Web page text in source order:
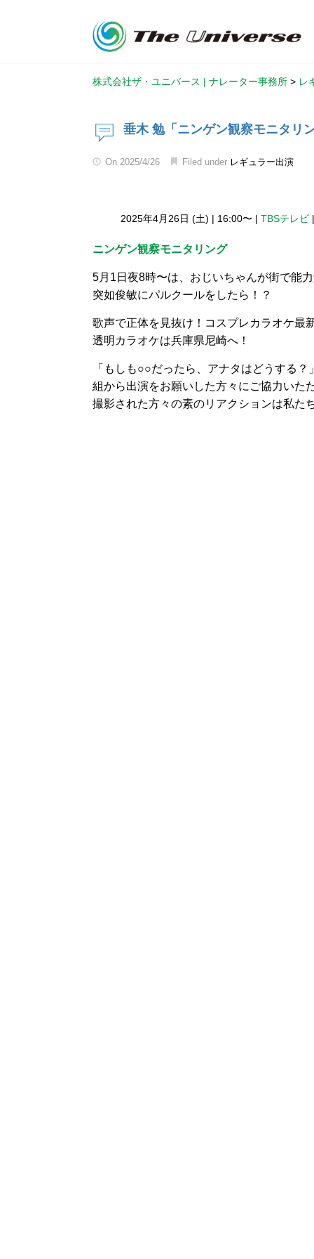
株式会社ザ・ユニバース | ナレーター事務所 > レ
垂木 勉「ニンゲン観察モニタリ
On 2025/4/26 Filed under レギュラー出演
2025年4月26日 (土) | 16:00〜 | TBSテレビ
ニンゲン観察モニタリング
5月1日夜8時〜は、おじいちゃんが街で能
突如俊敏にパルクールをしたら！？
歌声で正体を見抜け！コスプレカラオケ最
透明カラオケは兵庫県尼崎へ！
「もしも○○だったら、アナタはどうする
組から出演をお願いした方々にご協力いた
撮影された方々の素のリアクションは私た